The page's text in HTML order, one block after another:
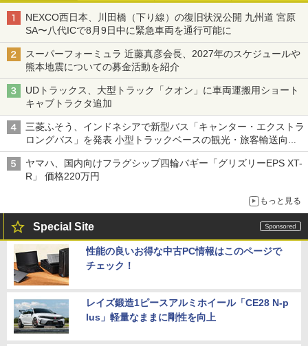
NEXCO西日本、川田橋（下り線）の復旧状況公開 九州道 宮原
SA〜八代ICで8月9日中に緊急車両を通行可能に
スーパーフォーミュラ 近藤真彦会長、2027年のスケジュールや
熊本地震についての募金活動を紹介
UDトラックス、大型トラック「クオン」に車両運搬用ショート
キャブトラクタ追加
三菱ふそう、インドネシアで新型バス「キャンター・エクストラ
ロングバス」を発表 小型トラックベースの観光・旅客輸送向け
バス
ヤマハ、国内向けフラグシップ四輪バギー「グリズリーEPS XT-
R」 価格220万円
もっと見る
Special Site
性能の良いお得な中古PC情報はこのページで
チェック！
レイズ鍛造1ピースアルミホイール「CE28 N-p
lus」軽量なままに剛性を向上